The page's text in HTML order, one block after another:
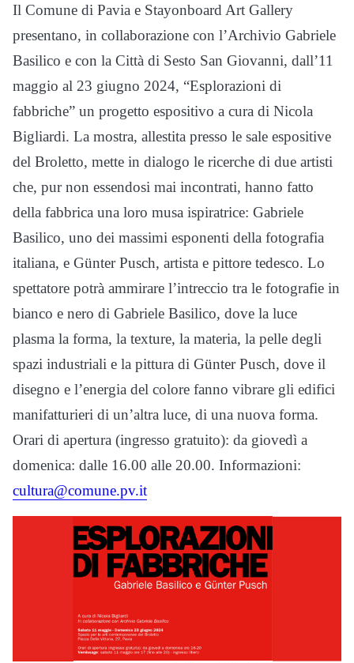
Il Comune di Pavia e Stayonboard Art Gallery
presentano, in collaborazione con l’Archivio Gabriele
Basilico e con la Città di Sesto San Giovanni, dall’11
maggio al 23 giugno 2024, “Esplorazioni di
fabbriche” un progetto espositivo a cura di Nicola
Bigliardi. La mostra, allestita presso le sale espositive
del Broletto, mette in dialogo le ricerche di due artisti
che, pur non essendosi mai incontrati, hanno fatto
della fabbrica una loro musa ispiratrice: Gabriele
Basilico, uno dei massimi esponenti della fotografia
italiana, e Günter Pusch, artista e pittore tedesco. Lo
spettatore potrà ammirare l’intreccio tra le fotografie in
bianco e nero di Gabriele Basilico, dove la luce
plasma la forma, la texture, la materia, la pelle degli
spazi industriali e la pittura di Günter Pusch, dove il
disegno e l’energia del colore fanno vibrare gli edifici
manifatturieri di un’altra luce, di una nuova forma.
Orari di apertura (ingresso gratuito): da giovedì a
domenica: dalle 16.00 alle 20.00. Informazioni:
cultura@comune.pv.it